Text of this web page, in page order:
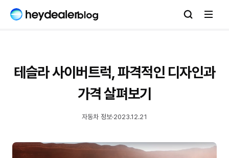
테슬라 사이버트럭, 파격적인 디자인과
가격 살펴보기
자동차 정보·2023.12.21